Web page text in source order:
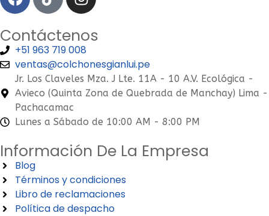
Contáctenos
+51 963 719 008
ventas@colchonesgianlui.pe
Jr. Los Claveles Mza. J Lte. 11A - 10 A.V. Ecológica -
Avieco (Quinta Zona de Quebrada de Manchay) Lima -
Pachacamac
Lunes a Sábado de 10:00 AM - 8:00 PM
Información De La Empresa
Blog
Términos y condiciones
Libro de reclamaciones
Política de despacho